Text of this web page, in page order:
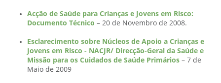
Acção de Saúde para Crianças e Jovens em Risco:
Documento Técnico – 20 de Novembro de 2008.
Esclarecimento sobre Núcleos de Apoio a Crianças e
Jovens em Risco - NACJR/ Direcção-Geral da Saúde e
Missão para os Cuidados de Saúde Primários – 7 de
Maio de 2009